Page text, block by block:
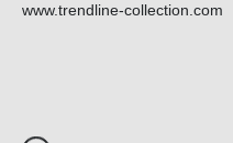
www.trendline-collection.com